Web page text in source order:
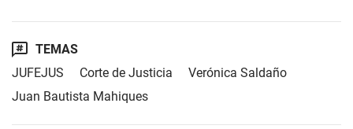
TEMAS
JUFEJUS
Corte de Justicia
Verónica Saldaño
Juan Bautista Mahiques